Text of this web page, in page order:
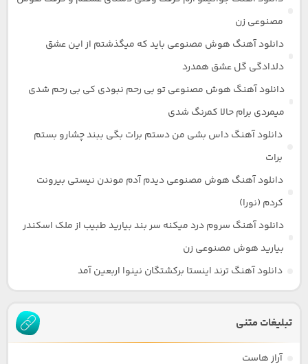
مصنوعی زن
دانلود آهنگ هوش مصنوعی باید که میگذشتم از این عشق
دلدادگی گل عشق همدرد
دانلود آهنگ هوش مصنوعی تو بی رحم نبودی کی بی رحم شدی
میمردی برام حالا کمرنگ شدی
دانلود آهنگ داس بشی من دستم برات بگی ببند چشارو بستم
برات
دانلود آهنگ هوش مصنوعی دیدم آدم موندن نیستی بیرونت
کردم (نورا)
دانلود آهنگ سروم درد میکنه سر بند بیارید طبیب از ملک اسکندر
بیارید هوش مصنوعی زن
دانلود آهنگ ترند اینستا برکشتگان نینوا اربعین آمد
تبلیغات متنی
آراز هاست